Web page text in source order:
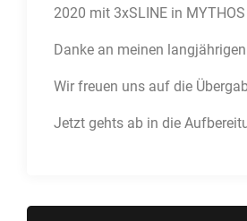
2020 mit 3xSLINE in MYTHOS
Danke an meinen
Wir freuen uns auf die
Jetzt gehts ab in die